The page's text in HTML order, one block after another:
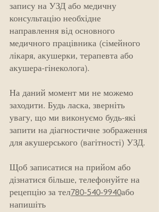
запису на УЗД або медичну
консультацію необхідне
направлення від основного
медичного працівника (сімейного
лікаря, акушерки, терапевта або
акушера-гінеколога).
На даний момент ми не можемо
заходити. Будь ласка, зверніть
увагу, що ми виконуємо будь-які
запити на діагностичне зображення
для акушерського (вагітності) УЗД.
Щоб записатися на прийом або
дізнатися більше, телефонуйте на
рецепцію за тел780-540-9940або
напишіть